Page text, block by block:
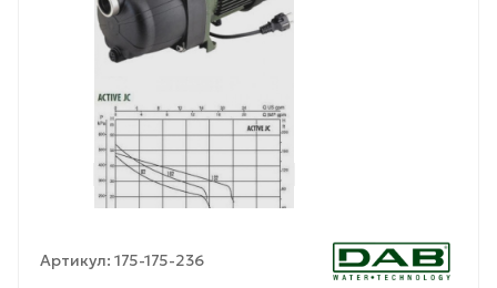
Артикул: 175-175-236